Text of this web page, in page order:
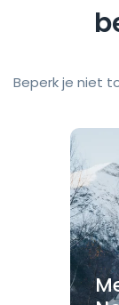
Beperk je niet